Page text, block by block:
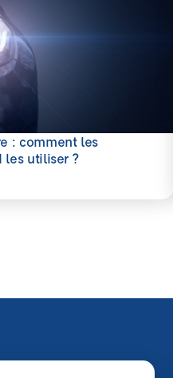
: comment les
les utiliser ?